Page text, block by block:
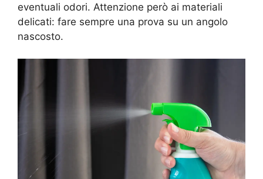
eventuali odori. Attenzione però ai materiali
delicati: fare sempre una prova su un angolo
nascosto.